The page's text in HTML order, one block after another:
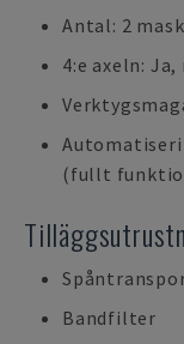
Antal: 2
4:e axeln:
(fullt
Bandfilter